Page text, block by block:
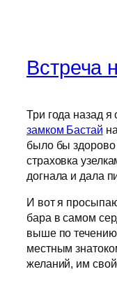
Встреча
Три года назад я
замком Бастай
было бы здорово
страховка
догнала и дала
И вот я
бара в самом
выше по
местным
желаний, им